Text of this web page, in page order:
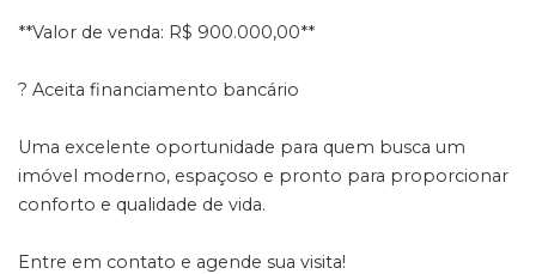
**Valor de venda: R$ 900.000,00**
? Aceita financiamento bancário
Uma excelente oportunidade para quem busca um
imóvel moderno, espaçoso e pronto para proporcionar
conforto e qualidade de vida.
Entre em contato e agende sua visita!